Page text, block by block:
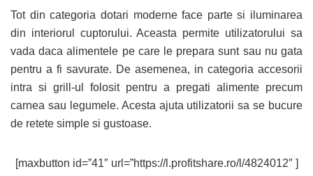
Tot din categoria dotari moderne face parte si iluminarea
din interiorul cuptorului. Aceasta permite utilizatorului sa
vada daca alimentele pe care le prepara sunt sau nu gata
pentru a fi savurate. De asemenea, in categoria accesorii
intra si grill-ul folosit pentru a pregati alimente precum
carnea sau legumele. Acesta ajuta utilizatorii sa se bucure
de retete simple si gustoase.
[maxbutton id=”41″ url=”https://l.profitshare.ro/l/4824012″ ]